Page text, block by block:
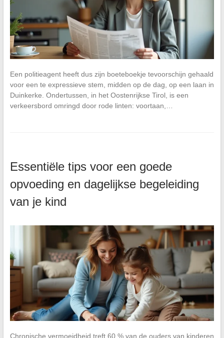
Een politieagent heeft dus zijn boeteboekje tevoorschijn gehaald
voor een te expressieve stem, midden op de dag, op een laan in
Duinkerke. Ondertussen, in het Oostenrijkse Tirol, is een
verkeersbord omringd door rode linten: voortaan,…
Essentiële tips voor een goede
opvoeding en dagelijkse begeleiding
van je kind
Chronische vermoeidheid treft 60 % van de ouders van kinderen